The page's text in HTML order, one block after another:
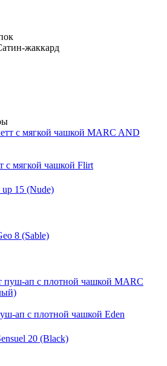
жаккард
с мягкой чашкой Flirt
ап с плотной чашкой Eden